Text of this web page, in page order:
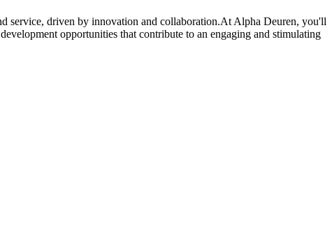
service, driven by innovation and collaboration.At Alpha Deuren, you'll
opportunities that contribute to an engaging and stimulating